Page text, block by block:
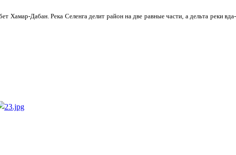
Хамар-Дабан. Река Селенга делит район на две равные части, а дельта реки вда­